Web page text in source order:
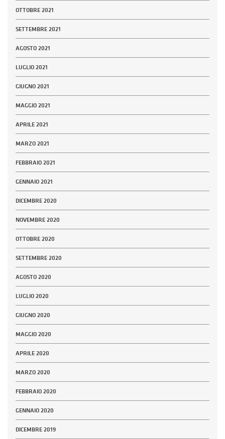
OTTOBRE 2021
SETTEMBRE 2021
AGOSTO 2021
LUGLIO 2021
GIUGNO 2021
MAGGIO 2021
APRILE 2021
MARZO 2021
FEBBRAIO 2021
GENNAIO 2021
DICEMBRE 2020
NOVEMBRE 2020
OTTOBRE 2020
SETTEMBRE 2020
AGOSTO 2020
LUGLIO 2020
GIUGNO 2020
MAGGIO 2020
APRILE 2020
MARZO 2020
FEBBRAIO 2020
GENNAIO 2020
DICEMBRE 2019